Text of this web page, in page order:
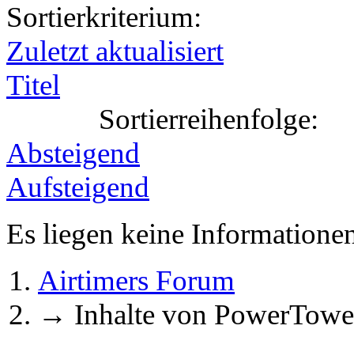
Sortierkriterium:
Zuletzt aktualisiert
Titel
Sortierreihenfolge:
Absteigend
Aufsteigend
Es liegen keine
Airtimers Forum
→ Inhalte von